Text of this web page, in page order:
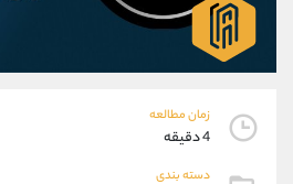
زمان مطالعه
4 دقیقه
دسته بندی
واتساپ
تلگرام
پشتیبان فروش